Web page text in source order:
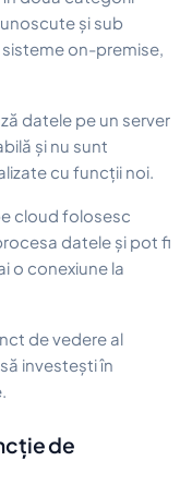
și sub
on-premise,
datele pe un server
și nu sunt
cu funcții noi.
cloud folosesc
datele și pot fi
o conexiune la
de vedere al
investești în
de